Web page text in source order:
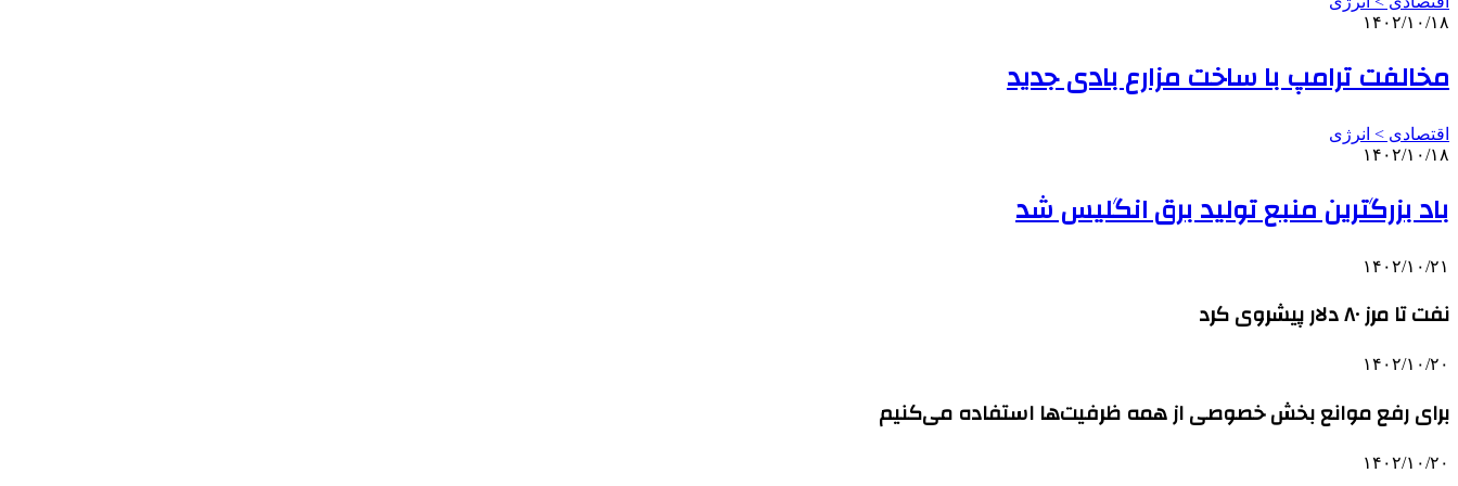
۱۴۰۲/۱۰/۱۸
مخالفت ترامپ با ساخت مزارع بادی جدید
اقتصادی > انرژی
۱۴۰۲/۱۰/۱۸
باد بزرگترین منبع تولید برق انگلیس شد
۱۴۰۲/۱۰/۲۱
نفت تا مرز ۸۰ دلار پیشروی کرد
۱۴۰۲/۱۰/۲۰
برای رفع موانع بخش خصوصی از همه ظرفیت‌ها استفاده می‌کنیم
۱۴۰۲/۱۰/۲۰